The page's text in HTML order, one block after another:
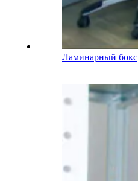
Ламинарный бокс